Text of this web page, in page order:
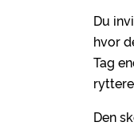
Du
hvor
Tag
Den